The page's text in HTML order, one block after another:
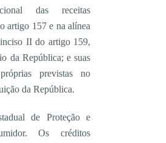
das receitas
artigo 157 e na alínea
II do artigo 159,
da República; e suas
previstas no
da República.
de Proteção e
Os créditos